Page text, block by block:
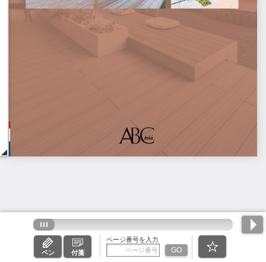
ペン 付箋
ページ番号を入力
GO